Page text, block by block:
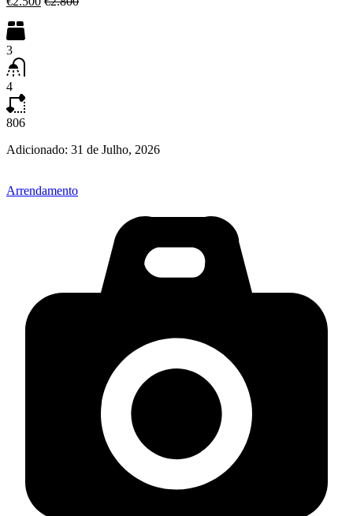
3
4
806
Adicionado: 31 de Julho, 2026
Arrendamento